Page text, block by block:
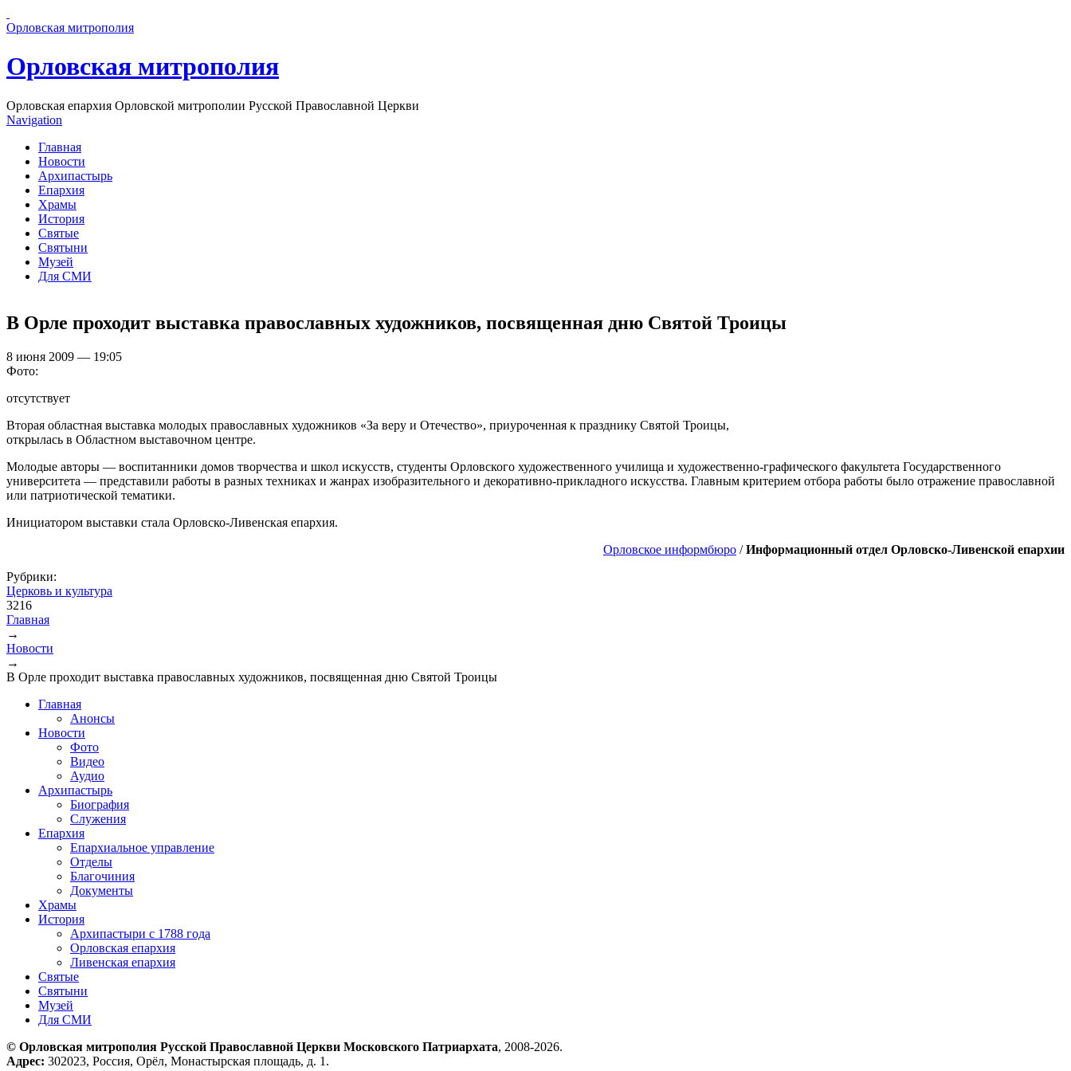
Орловская митрополия
Орловская митрополия
Орловская епархия Орловской митрополии Русской Православной Церкви
Navigation
Главная
Новости
Архипастырь
Епархия
Храмы
История
Святые
Святыни
Музей
Для СМИ
В Орле проходит выставка православных художников, посвященная дню Святой Троицы
8 июня 2009 — 19:05
Фото:
отсутствует
Вторая областная выставка молодых православных художников «За веру и Отечество», приуроченная к празднику Святой Троицы,
открылась в Областном выставочном центре.
Молодые авторы — воспитанники домов творчества и школ искусств, студенты Орловского художественного училища и художественно-графического факультета Государственного
университета — представили работы в разных техниках и жанрах изобразительного и декоративно-прикладного искусства. Главным критерием отбора работы было отражение православной
или патриотической тематики.
Инициатором выставки стала Орловско-Ливенская епархия.
Орловское информбюро /Информационный отдел Орловско-Ливенской епархии
Рубрики:
Церковь и культура
3216
Вы здесь
Главная
→
Новости
→
В Орле проходит выставка православных художников, посвященная дню Святой Троицы
Главная
Анонсы
Новости
Фото
Видео
Аудио
Архипастырь
Биография
Служения
Епархия
Епархиальное управление
Отделы
Благочиния
Документы
Храмы
История
Архипастыри с 1788 года
Орловская епархия
Ливенская епархия
Святые
Святыни
Музей
Для СМИ
© Орловская митрополия Русской Православной Церкви Московского Патриархата, 2008-2026.
Адрес: 302023, Россия, Орёл, Монастырская площадь, д. 1.